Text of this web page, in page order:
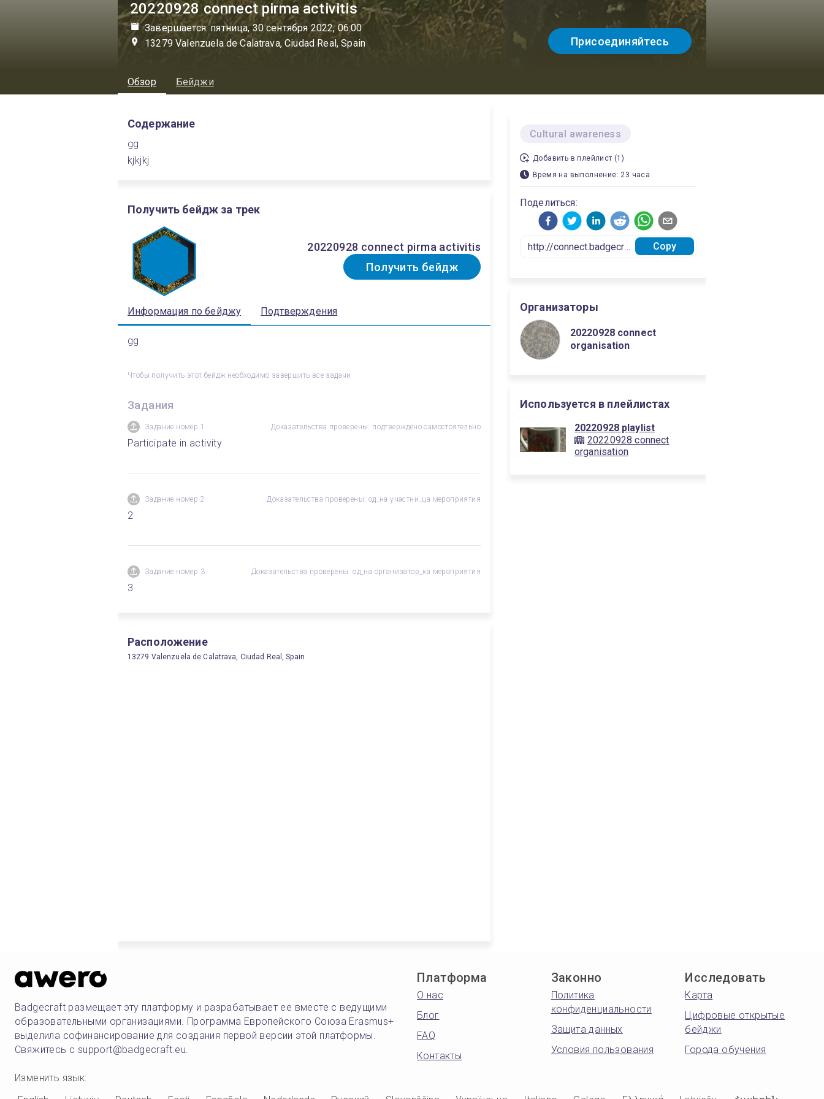
20220928 connect pirma activitis
Завершается: пятница, 30 сентября 2022, 06:00
13279 Valenzuela de Calatrava, Ciudad Real, Spain
Присоединяйтесь
Обзор Бейджи
Содержание
gg
kjkjkj
Получить бейдж за трек
20220928 connect pirma activitis
Получить бейдж
Информация по бейджу Подтверждения
gg
Чтобы получить этот бейдж необходимо завершить все задачи
Задания
Задание номер 1 Доказательства проверены: подтверждено самостоятельно
Participate in activity
Задание номер 2 Доказательства проверены: од_на участни_ца мероприятия
2
Задание номер 3 Доказательства проверены: од_на организатор_ка мероприятия
3
Расположение
13279 Valenzuela de Calatrava, Ciudad Real, Spain
Cultural awareness
Добавить в плейлист (1)
Время на выполнение: 23 часа
Поделиться:
Copy
Организаторы
20220928 connect
organisation
Используется в плейлистах
20220928 playlist
20220928 connect
organisation
Badgecraft размещает эту платформу и разрабатывает ее вместе с ведущими
образовательными организациями. Программа Европейского Союза Erasmus+
выделила софинансирование для создания первой версии этой платформы.
Свяжитесь с support@badgecraft.eu.
Платформа
О нас
Блог
FAQ
Контакты
Законно
Политика
конфиденциальности
Защита данных
Условия пользования
Исследовать
Карта
Цифровые открытые
бейджи
Города обучения
Изменить язык: